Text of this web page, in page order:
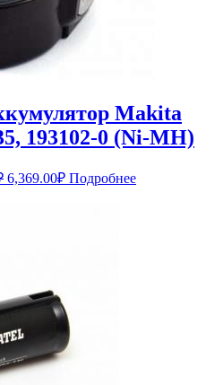
Makita
193102-0 (Ni-MH)
Первоначальная
6,369.00₽Текущая
цена:
Подробнее